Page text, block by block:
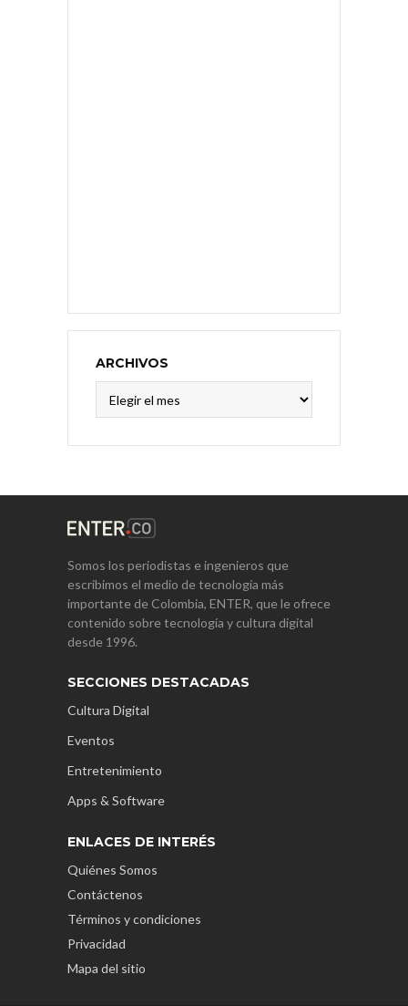
ARCHIVOS
Somos los periodistas e ingenieros que
escribimos el medio de tecnología más
importante de Colombia, ENTER, que le ofrece
contenido sobre tecnología y cultura digital
desde 1996.
SECCIONES DESTACADAS
Cultura Digital
Eventos
Entretenimiento
Apps & Software
ENLACES DE INTERÉS
Quiénes Somos
Contáctenos
Términos y condiciones
Privacidad
Mapa del sitio